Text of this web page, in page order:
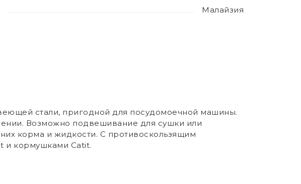
Малайзия
стали, пригодной для посудомоечной машины.
Возможно подвешивание для сушки или
корма и жидкости. С противоскользящим
и кормушками Catit.